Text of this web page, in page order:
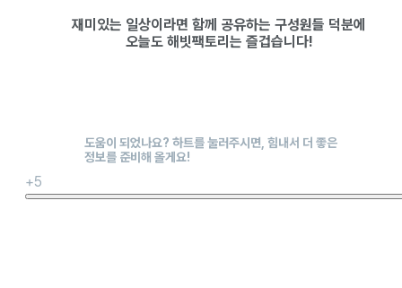
재미있는 일상이라면 함께 공유하는 구성원들 덕분에
오늘도 해빗팩토리는 즐겁습니다!
+5